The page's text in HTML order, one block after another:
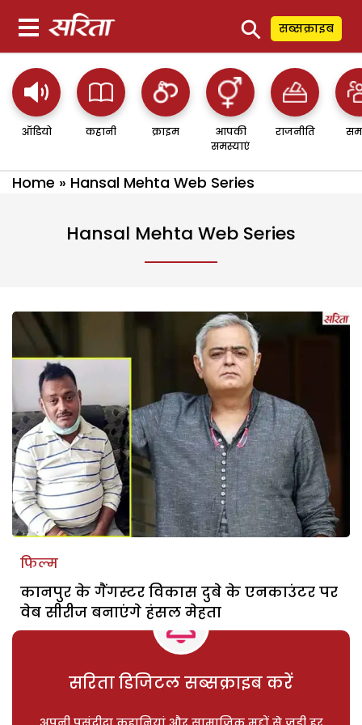
⚲ सब्सक्राइब
ऑडियो कहानी क्राइम
आपकी
समस्याएं
राजनीति
Home » Hansal Mehta Web Series
Hansal Mehta Web Series
फिल्म
कानपुर के गैंगस्टर विकास दुबे के एनकाउंटर पर
वेब सीरीज बनाएंगे हंसल मेहता
सरिता डिजिटल सब्सक्राइब करें